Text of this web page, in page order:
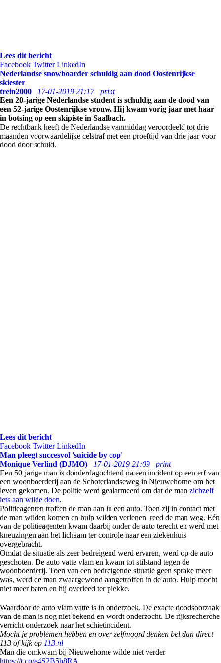
Lees dit bericht
Facebook Twitter LinkedIn
Nederlandse snowboarder schuldig aan dood Oostenrijkse
skiester
trein2000
17-01-2019 21:17
print
Een 20-jarige Nederlandse student is schuldig aan de dood van
een 52-jarige Oostenrijkse vrouw. Hij kwam vorig jaar met haar
in botsing op een skipiste in Saalbach.
De rechtbank heeft de Nederlandse vanmiddag veroordeeld tot drie
maanden voorwaardelijke celstraf met een proeftijd van drie jaar voor
dood door schuld.
Lees dit bericht
Facebook Twitter LinkedIn
Man pleegt succesvol 'suicide by cop'
Monique Verlind (DJMO)
17-01-2019 21:09
print
Een 50-jarige man is donderdagochtend na een incident op een erf van
een woonboerderij aan de Schoterlandseweg in Nieuwehorne om het
leven gekomen. De politie werd gealarmeerd om dat de man zichzelf
iets aan wilde doen.
Politieagenten troffen de man aan in een auto. Toen zij in contact met
de man wilden komen en hulp wilden verlenen, reed de man weg. Eén
van de politieagenten kwam daarbij onder de auto terecht en werd met
kneuzingen aan het lichaam ter controle naar een ziekenhuis
overgebracht.
Omdat de situatie als zeer bedreigend werd ervaren, werd op de auto
geschoten. De auto vatte vlam en kwam tot stilstand tegen de
woonboerderij. Toen van een bedreigende situatie geen sprake meer
was, werd de man zwaargewond aangetroffen in de auto. Hulp mocht
niet meer baten en hij overleed ter plekke.
Waardoor de auto vlam vatte is in onderzoek. De exacte doodsoorzaak
van de man is nog niet bekend en wordt onderzocht. De rijksrecherche
verricht onderzoek naar het schietincident.
Mocht je problemen hebben en over zelfmoord denken bel dan direct
113 of kijk op 113.nl
Man die omkwam bij Nieuwehorne wilde niet verder
https://t.co/e4S2B5h8RA